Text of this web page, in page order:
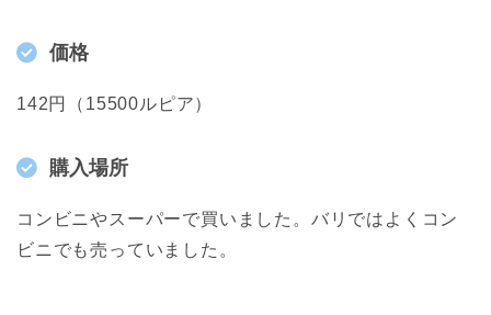
価格
142円（15500ルピア）
購入場所
コンビニやスーパーで買いました。バリではよくコン
ビニでも売っていました。